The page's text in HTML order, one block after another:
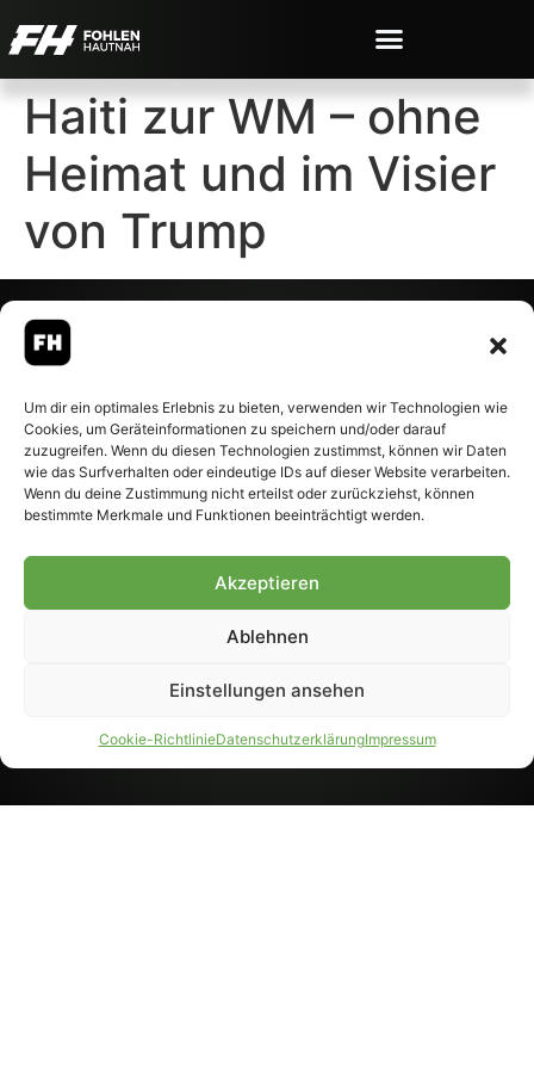
Um dir ein optimales Erlebnis zu bieten, verwenden wir Technologien wie
Cookies, um Geräteinformationen zu speichern und/oder darauf
zuzugreifen. Wenn du diesen Technologien zustimmst, können wir Daten
wie das Surfverhalten oder eindeutige IDs auf dieser Website verarbeiten.
Wenn du deine Zustimmung nicht erteilst oder zurückziehst, können
bestimmte Merkmale und Funktionen beeinträchtigt werden.
Akzeptieren
Ablehnen
Einstellungen ansehen
Cookie-RichtlinieDatenschutzerklärungImpressum
Haiti zur WM – ohne
Heimat und im Visier
von Trump
– Alle rechte vorbehalten.
Fohlen-Hautnah.de ist ein
offiziell eingetragenes Magazin
bei der Deutschen
Nationalbibliothek (ISSN 1868-
Weiterverarbeitung, auch
Genehmigung.
PARTNER WERDEN
AGB